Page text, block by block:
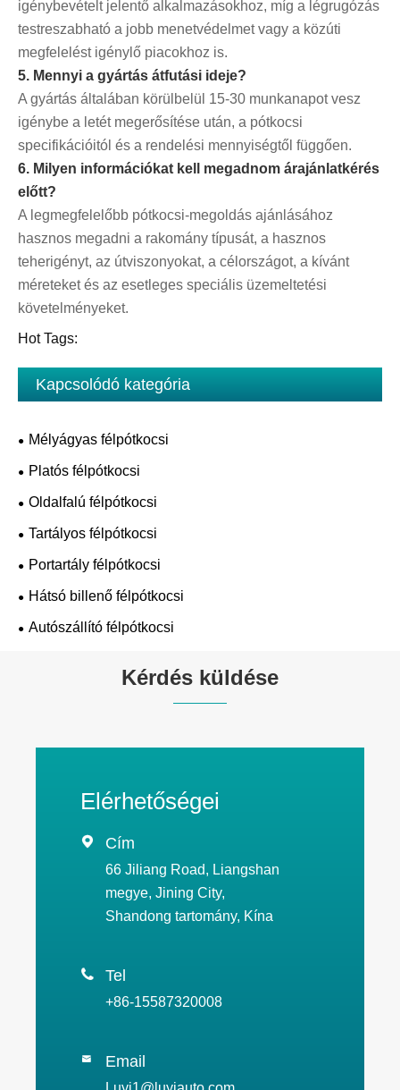
igénybevételt jelentő alkalmazásokhoz, míg a légrugózás
testreszabható a jobb menetvédelmet vagy a közúti
megfelelést igénylő piacokhoz is.
5. Mennyi a gyártás átfutási ideje?
A gyártás általában körülbelül 15-30 munkanapot vesz
igénybe a letét megerősítése után, a pótkocsi
specifikációitól és a rendelési mennyiségtől függően.
6. Milyen információkat kell megadnom árajánlatkérés
előtt?
A legmegfelelőbb pótkocsi-megoldás ajánlásához
hasznos megadni a rakomány típusát, a hasznos
teherigényt, az útviszonyokat, a célországot, a kívánt
méreteket és az esetleges speciális üzemeltetési
követelményeket.
Hot Tags:
Kapcsolódó kategória
Mélyágyas félpótkocsi
Platós félpótkocsi
Oldalfalú félpótkocsi
Tartályos félpótkocsi
Portartály félpótkocsi
Hátsó billenő félpótkocsi
Autószállító félpótkocsi
Kérdés küldése
Elérhetőségei
 Cím
66 Jiliang Road, Liangshan
megye, Jining City,
Shandong tartomány, Kína
 Tel
+86-15587320008
 Email